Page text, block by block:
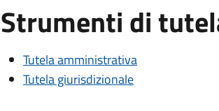
Strumenti di
Tutela amministrativa
Tutela giurisdizionale